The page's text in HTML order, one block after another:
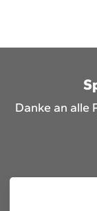
Danke an alle